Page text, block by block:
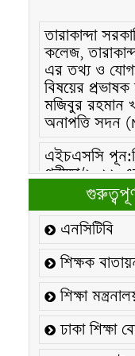
কলেজ,
এর তথ্য ও
বিষয়ের
মজিবুর রহমান
অনাপত্তি সদন
এইচএসসি
পরীক্ষা/২০২৬
এইচএসসি
পূরণ/২০২৬
এইচএসসি
বিজ্ঞপ্তিঃ
২১ ফেব্রুয়ারি/
তারিখে “শহিদ
আন্তর্জাতিক
দিবস-২০২৬
এনসিটিবি
শিক্ষক
শিক্ষা
ঢাকা শিক্ষা